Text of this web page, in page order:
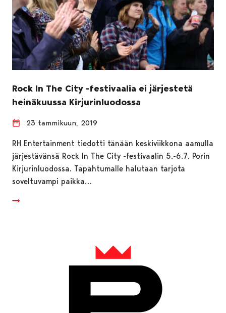
Rock In The City -festivaalia ei järjestetä
heinäkuussa Kirjurinluodossa
23 tammikuun, 2019
RH Entertainment tiedotti tänään keskiviikkona aamulla
järjestävänsä Rock In The City -festivaalin 5.-6.7. Porin
Kirjurinluodossa. Tapahtumalle halutaan tarjota
soveltuvampi paikka…